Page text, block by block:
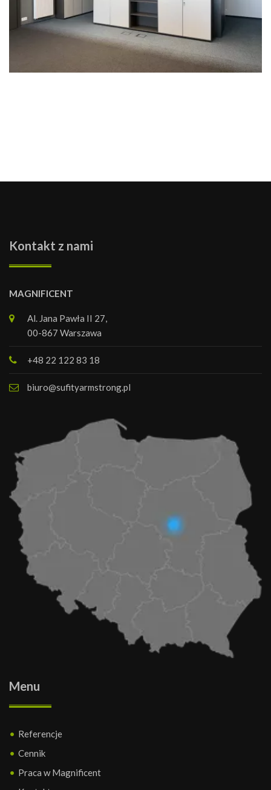
Kontakt z nami
MAGNIFICENT
Al. Jana Pawła II 27,
00-867 Warszawa
+48 22 122 83 18
biuro@sufityarmstrong.pl
Menu
Referencje
Cennik
Praca w Magnificent